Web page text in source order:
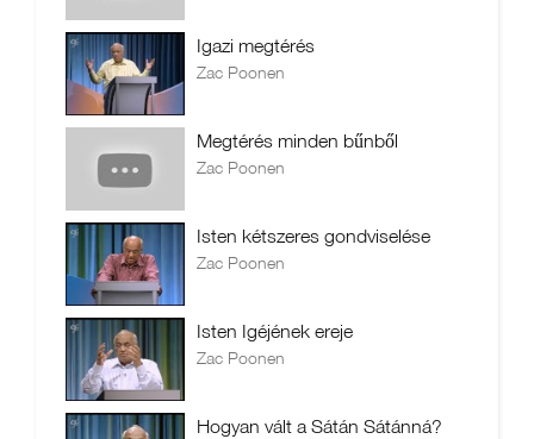
Igazi megtérés
Zac Poonen
Megtérés minden bűnből
Zac Poonen
Isten kétszeres gondviselése
Zac Poonen
Isten Igéjének ereje
Zac Poonen
Hogyan vált a Sátán Sátánná?